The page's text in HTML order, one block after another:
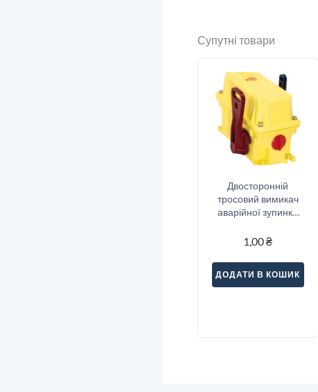
Супутні товари
Двосторонній
тросовий вимикач
аварійної зупинки
1,00₴
ДОДАТИ В КОШИК